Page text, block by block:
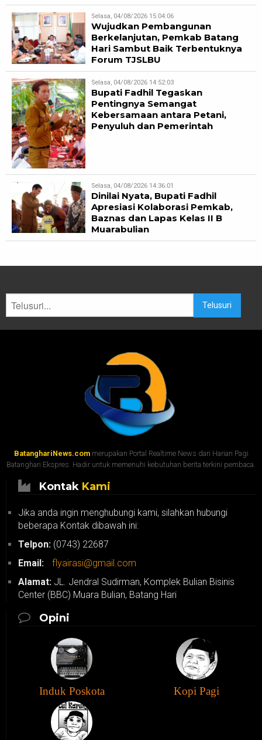
Selasa, 04/08/2026 15:04:06
Wujudkan Pembangunan
Berkelanjutan, Pemkab Batang
Hari Sambut Baik Terbentuknya
Forum TJSLBU
Selasa, 04/08/2026 14:52:03
Bupati Fadhil Tegaskan
Pentingnya Semangat
Kebersamaan antara Petani,
Penyuluh dan Pemerintah
Selasa, 04/08/2026 14:36:01
Dinilai Nyata, Bupati Fadhil
Apresiasi Kolaborasi Pemkab,
Baznas dan Lapas Kelas II B
Muarabulian
Telusuri
BatanghariNews.commerupakan Portal Realtime News dari Harian Pagi
Batanghari Ekspres. Hadir untuk memenuhi kebutuhan berita terkini pembaca.
Kontak Kami
Jika anda ingin menghubungi kami, silahkan hubungi
beberapa Kontak dibawah ini:
Telpon: (0743) 22687
Email:
flyairasi@gmail.com
Alamat: JL. Jendral Sudirman, Komplek Bulian Bisinis
Center (BBC) Muara Bulian, Batang Hari
Opini
Induk Poskota Kopi Pagi